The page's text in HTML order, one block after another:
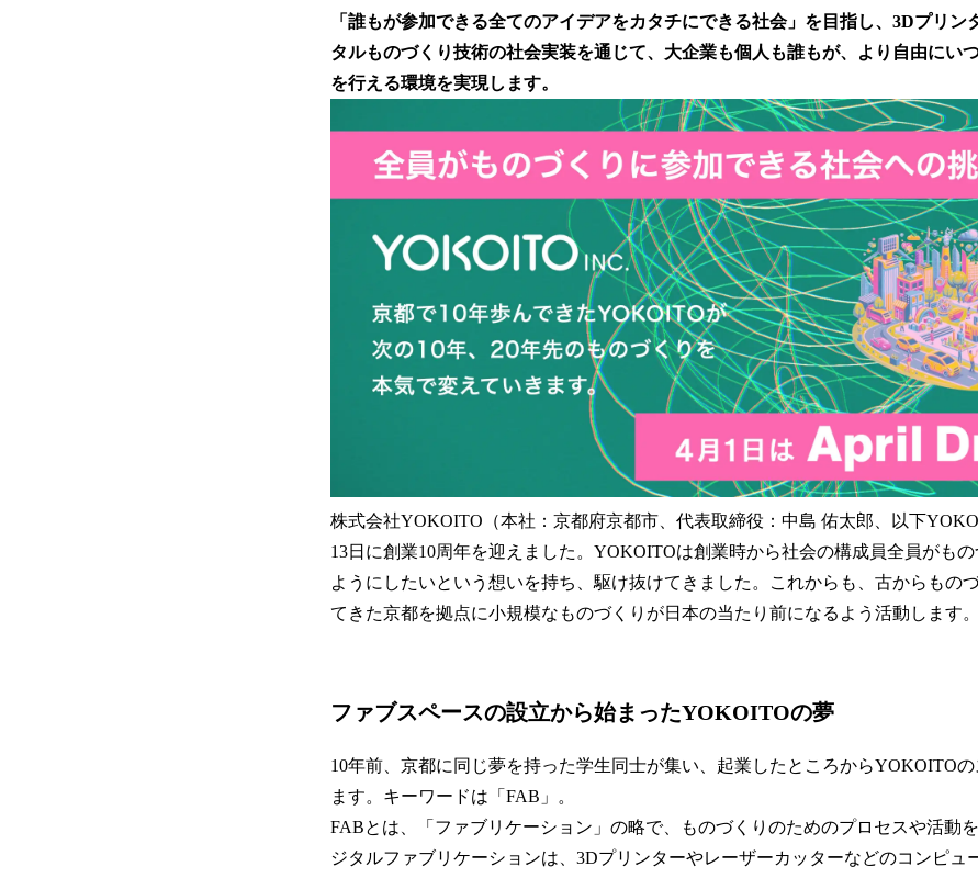
み
込
中
で
「誰もが参加できる全てのアイデアをカタチにできる社会」を目指し、3Dプリン
タルものづくり技術の社会実装を通じて、大企業も個人も誰もが、より自由にい
を行える環境を実現します。
株式会社YOKOITO（本社：京都府京都市、代表取締役：中島 佑太郎、以下
13日に創業10周年を迎えました。YOKOITOは創業時から社会の構成員全員がも
ようにしたいという想いを持ち、駆け抜けてきました。これからも、古からもの
てきた京都を拠点に小規模なものづくりが日本の当たり前になるよう活動します。
ファブスペースの設立から始まったYOKOITOの夢
10年前、京都に同じ夢を持った学生同士が集い、起業したところからYOKOITOの
ます。キーワードは「FAB」。
FABとは、「ファブリケーション」の略で、ものづくりのためのプロセスや活動
ジタルファブリケーションは、3Dプリンターやレーザーカッターなどのコンピュ